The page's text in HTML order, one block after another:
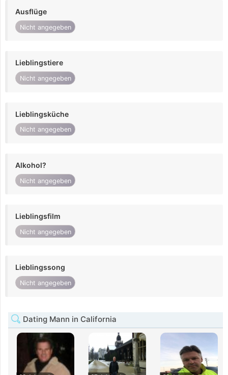
Ausflüge
Nicht angegeben
Lieblingstiere
Nicht angegeben
Lieblingsküche
Nicht angegeben
Alkohol?
Nicht angegeben
Lieblingsfilm
Nicht angegeben
Lieblingssong
Nicht angegeben
Dating Mann in California